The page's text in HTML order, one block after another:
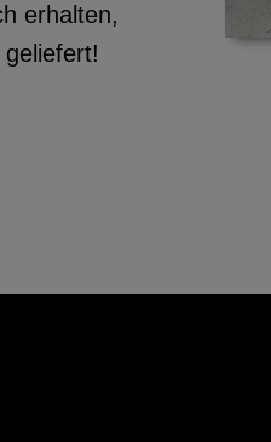
erhalten,